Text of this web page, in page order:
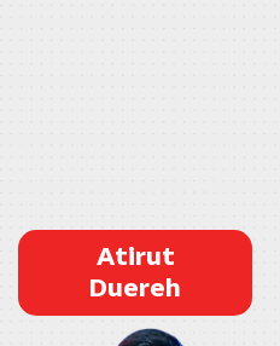
Atirut
Duereh